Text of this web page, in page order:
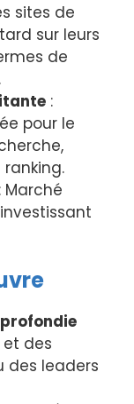
sites de
sur leurs
de
:
pour le
: Marché
et des
des leaders